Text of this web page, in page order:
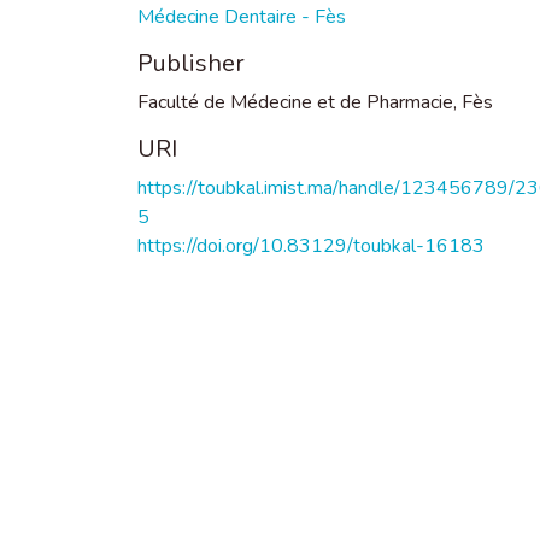
Médecine Dentaire - Fès
Publisher
Faculté de Médecine et de Pharmacie, Fès
URI
https://toubkal.imist.ma/handle/123456789/
5
https://doi.org/10.83129/toubkal-16183